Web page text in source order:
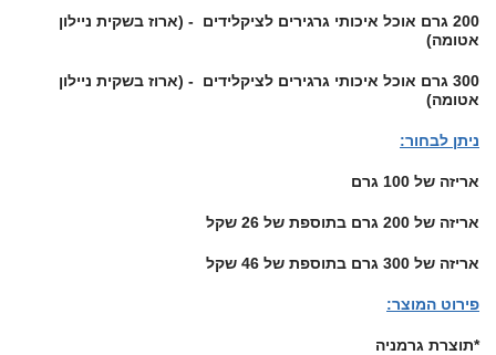
200 גרם אוכל איכותי גרגירים לציקלידים - (ארוז בשקית ניילון
אטומה)
300 גרם אוכל איכותי גרגירים לציקלידים - (ארוז בשקית ניילון
אטומה)
ניתן לבחור:
אריזה של 100 גרם
אריזה של 200 גרם בתוספת של 26 שקל
אריזה של 300 גרם בתוספת של 46 שקל
פירוט המוצר:
*תוצרת גרמניה